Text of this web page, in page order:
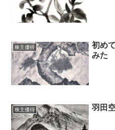
株主優待
初め
みた
株主優待 羽田